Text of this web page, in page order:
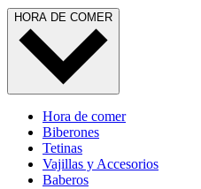
HORA DE COMER
Hora de comer
Biberones
Tetinas
Vajillas y Accesorios
Baberos